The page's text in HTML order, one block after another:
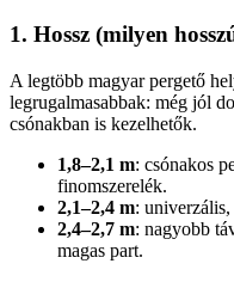
1. Hossz (milyen
A legtöbb magyar pergető
legrugalmasabbak: még jól
csónakban is kezelhetők.
1,8–2,1 m: csónakos
finomszerelék.
2,1–2,4 m:
2,4–2,7 m: nagyobb
magas part.